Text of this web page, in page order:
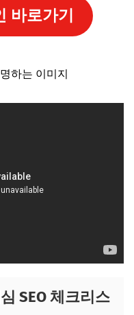
바로가기
SEO 체크리스